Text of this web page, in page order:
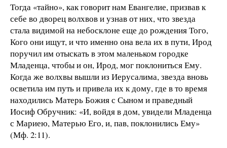
Тогда «тайно», как говорит нам Евангелие, призвав к
себе во дворец волхвов и узнав от них, что звезда
стала видимой на небосклоне еще до рождения Того,
Кого они ищут, и что именно она вела их в пути, Ирод
поручил им отыскать в этом маленьком городке
Младенца, чтобы и он, Ирод, мог поклониться Ему.
Когда же волхвы вышли из Иерусалима, звезда вновь
осветила им путь и привела их к дому, где в то время
находились Матерь Божия с Сыном и праведный
Иосиф Обручник: «И, войдя в дом, увидели Младенца
с Мариею, Матерью Его, и, пав, поклонились Ему»
(Мф. 2:11).